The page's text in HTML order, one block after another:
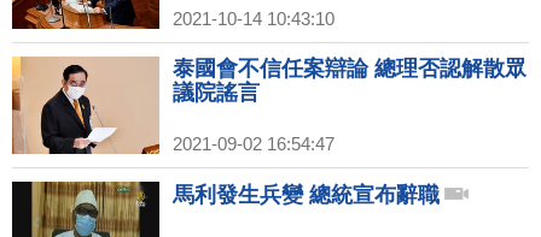
2021-10-14 10:43:10
泰國會不信任案辯論 總理否認解散眾
議院謠言
2021-09-02 16:54:47
馬利發生兵變 總統宣布辭職